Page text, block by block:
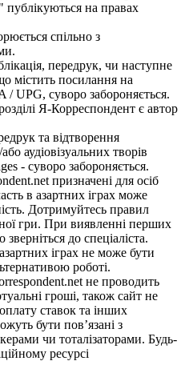
на правах
спільно з
передрук, чи наступне
містить посилання на
/ UPG, суворо забороняється.
Я-Корреспондент є автор
та відтворення
аудіовізуальних творів
- суворо забороняється.
призначені для осіб
в азартних іграх може
Дотримуйтесь правил
гри. При виявленні перших
до спеціаліста.
іграх не може бути
роботі.
не проводить
гроші, також сайт не
ставок та інших
бути пов’язані з
чи тоталізаторами. Будь-
ресурсі